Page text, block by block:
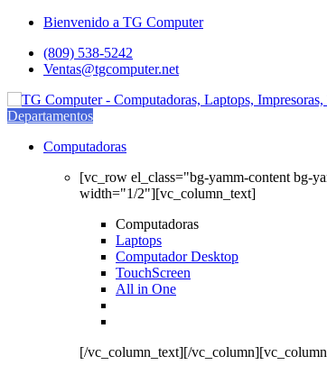
Saltar
navegación
saltar
contenido
Bienvenido a TG Computer
(809) 538-5242
Ventas@tgcomputer.net
Departamentos
Computadoras
[vc_row el_class="bg-yamm-content bg-
width="1/2"][vc_column_text]
Computadoras
Laptops
Computador Desktop
TouchScreen
All in One
[/vc_column_text][/